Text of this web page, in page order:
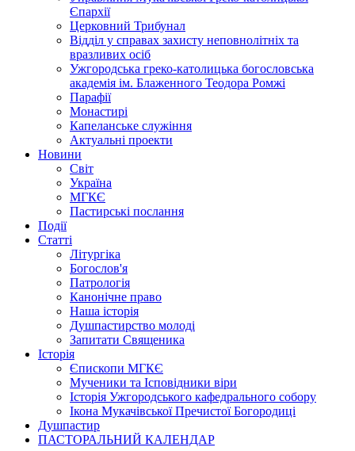
Єпархії
Церковний Трибунал
Відділ у справах захисту неповнолітніх та
вразливих осіб
Ужгородська греко-католицька богословська
академія ім. Блаженного Теодора Ромжі
Парафії
Монастирі
Капеланське служіння
Актуальні проекти
Новини
Світ
Україна
МГКЄ
Пастирські послання
Події
Статті
Літургіка
Богослов'я
Патрологія
Канонічне право
Наша історія
Душпастирство молоді
Запитати Священика
Історія
Єпископи МГКЄ
Мученики та Ісповідники віри
Історія Ужгородського кафедрального собору
Ікона Мукачівської Пречистої Богородиці
Душпастир
ПАСТОРАЛЬНИЙ КАЛЕНДАР